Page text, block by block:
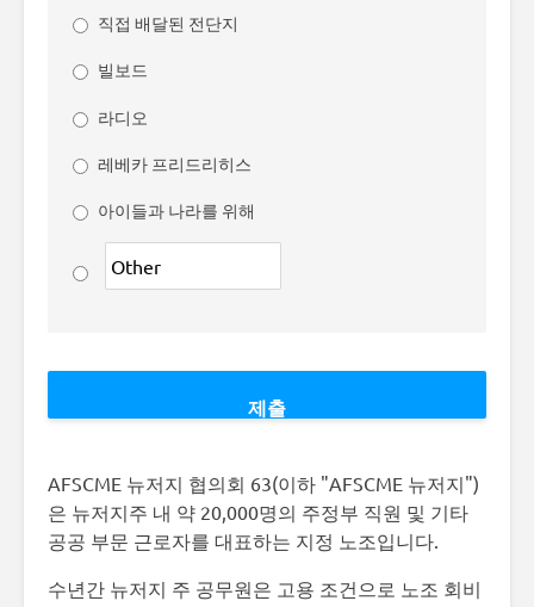
직접 배달된 전단지
빌보드
라디오
레베카 프리드리히스
아이들과 나라를 위해
AFSCME 뉴저지 협의회 63(이하 "AFSCME 뉴저지")
은 뉴저지주 내 약 20,000명의 주정부 직원 및 기타
공공 부문 근로자를 대표하는 지정 노조입니다.
수년간 뉴저지 주 공무원은 고용 조건으로 노조 회비